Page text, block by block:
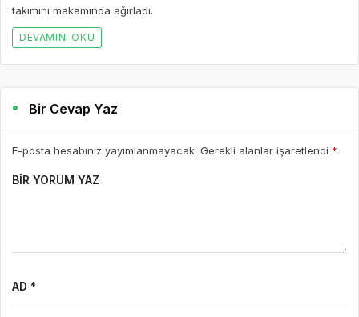
takımını makamında ağırladı.
DEVAMINI OKU
Bir Cevap Yaz
E-posta hesabınız yayımlanmayacak. Gerekli alanlar işaretlendi *
BIR YORUM YAZ
AD *